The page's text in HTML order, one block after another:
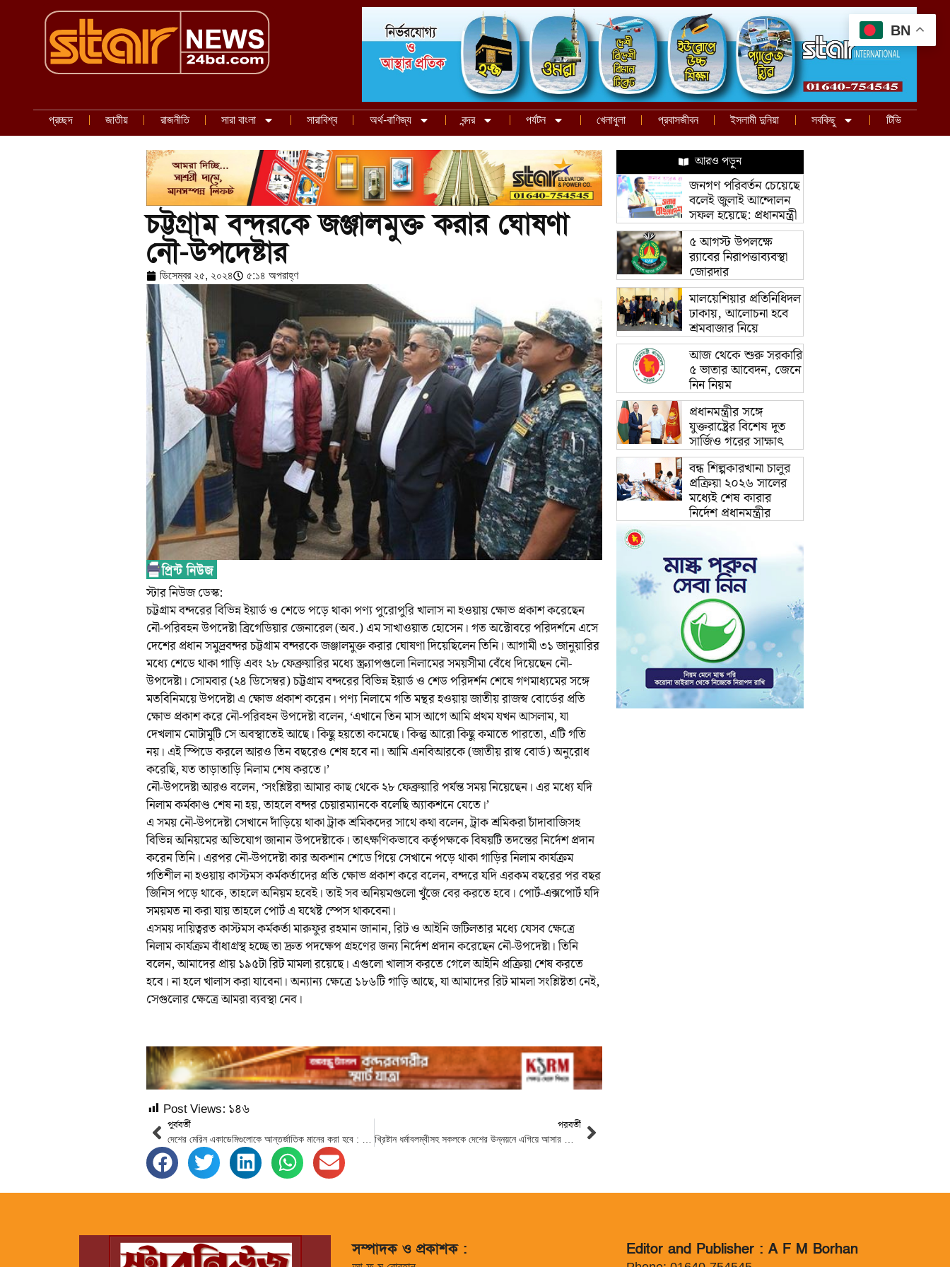
প্রচ্ছদ জাতীয় রাজনীতি সারা বাংলা সারাবিশ্ব অর্থ-বাণিজ্য বন্দর পর্যটন খেলাধুলা প্রবাসজীবন ইসলামী দুনিয়া সবকিছু টিভি
চট্টগ্রাম বন্দরকে জঞ্জালমুক্ত করার ঘোষণা
নৌ-উপদেষ্টার
ডিসেম্বর ২৫, ২০২৪ ৫:১৪ অপরাহ্ণ
স্টার নিউজ ডেস্ক:
চট্টগ্রাম বন্দরের বিভিন্ন ইয়ার্ড ও শেডে পড়ে থাকা পণ্য পুরোপুরি খালাস না হওয়ায় ক্ষোভ প্রকাশ করেছেন
নৌ-পরিবহন উপদেষ্টা ব্রিগেডিয়ার জেনারেল (অব.) এম সাখাওয়াত হোসেন। গত অক্টোবরে পরিদর্শনে এসে
দেশের প্রধান সমুদ্রবন্দর চট্টগ্রাম বন্দরকে জঞ্জালমুক্ত করার ঘোষণা দিয়েছিলেন তিনি। আগামী ৩১ জানুয়ারির
মধ্যে শেডে থাকা গাড়ি এবং ২৮ ফেব্রুয়ারির মধ্যে স্ক্র্যাপগুলো নিলামের সময়সীমা বেঁধে দিয়েছেন নৌ-
উপদেষ্টা। সোমবার (২৪ ডিসেম্বর) চট্টগ্রাম বন্দরের বিভিন্ন ইয়ার্ড ও শেড পরিদর্শন শেষে গণমাধ্যমের সঙ্গে
মতবিনিময়ে উপদেষ্টা এ ক্ষোভ প্রকাশ করেন। পণ্য নিলামে গতি মন্থর হওয়ায় জাতীয় রাজস্ব বোর্ডের প্রতি
ক্ষোভ প্রকাশ করে নৌ-পরিবহন উপদেষ্টা বলেন, ‘এখানে তিন মাস আগে আমি প্রথম যখন আসলাম, যা
দেখলাম মোটামুটি সে অবস্থাতেই আছে। কিছু হয়তো কমেছে। কিন্তু আরো কিছু কমাতে পারতো, এটি গতি
নয়। এই স্পিডে করলে আরও তিন বছরেও শেষ হবে না। আমি এনবিআরকে (জাতীয় রাস্ব বোর্ড) অনুরোধ
করেছি, যত তাড়াতাড়ি নিলাম শেষ করতে।’
নৌ-উপদেষ্টা আরও বলেন, ‘সংশ্লিষ্টরা আমার কাছ থেকে ২৮ ফেব্রুয়ারি পর্যন্ত সময় নিয়েছেন। এর মধ্যে যদি
নিলাম কর্মকাণ্ড শেষ না হয়, তাহলে বন্দর চেয়ারম্যানকে বলেছি অ্যাকশনে যেতে।’
এ সময় নৌ-উপদেষ্টা সেখানে দাঁড়িয়ে থাকা ট্রাক শ্রমিকদের সাথে কথা বলেন, ট্রাক শ্রমিকরা চাঁদাবাজিসহ
বিভিন্ন অনিয়মের অভিযোগ জানান উপদেষ্টাকে। তাৎক্ষণিকভাবে কর্তৃপক্ষকে বিষয়টি তদন্তের নির্দেশ প্রদান
করেন তিনি। এরপর নৌ-উপদেষ্টা কার অকশান শেডে গিয়ে সেখানে পড়ে থাকা গাড়ির নিলাম কার্যক্রম
গতিশীল না হওয়ায় কাস্টমস কর্মকর্তাদের প্রতি ক্ষোভ প্রকাশ করে বলেন, বন্দরে যদি এরকম বছরের পর বছর
জিনিস পড়ে থাকে, তাহলে অনিয়ম হবেই। তাই সব অনিয়মগুলো খুঁজে বের করতে হবে। পোর্ট-এক্সপোর্ট যদি
সময়মত না করা যায় তাহলে পোর্ট এ যথেষ্ট স্পেস থাকবেনা।
এসময় দায়িত্বরত কাস্টমস কর্মকর্তা মারুফুর রহমান জানান, রিট ও আইনি জটিলতার মধ্যে যেসব ক্ষেত্রে
নিলাম কার্যক্রম বাঁধাগ্রস্থ হচ্ছে তা দ্রুত পদক্ষেপ গ্রহণের জন্য নির্দেশ প্রদান করেছেন নৌ-উপদেষ্টা। তিনি
বলেন, আমাদের প্রায় ১৯৫টা রিট মামলা রয়েছে। এগুলো খালাস করতে গেলে আইনি প্রক্রিয়া শেষ করতে
হবে। না হলে খালাস করা যাবেনা। অন্যান্য ক্ষেত্রে ১৮৬টি গাড়ি আছে, যা আমাদের রিট মামলা সংশ্লিষ্টতা নেই,
সেগুলোর ক্ষেত্রে আমরা ব্যবস্থা নেব।
Post Views: ১৪৬
পূর্ববর্তী পরবর্তী
আরও পড়ুন
জনগণ পরিবর্তন চেয়েছে
বলেই জুলাই আন্দোলন
সফল হয়েছে: প্রধানমন্ত্রী
৫ আগস্ট উপলক্ষে
র‌্যাবের নিরাপত্তাব্যবস্থা
জোরদার
মালয়েশিয়ার প্রতিনিধিদল
ঢাকায়, আলোচনা হবে
শ্রমবাজার নিয়ে
আজ থেকে শুরু সরকারি
৫ ভাতার আবেদন, জেনে
নিন নিয়ম
প্রধানমন্ত্রীর সঙ্গে
যুক্তরাষ্ট্রের বিশেষ দূত
সার্জিও গরের সাক্ষাৎ
বন্ধ শিল্পকারখানা চালুর
প্রক্রিয়া ২০২৬ সালের
মধ্যেই শেষ কারার
নির্দেশ প্রধানমন্ত্রীর
সম্পাদক ও প্রকাশক : Editor and Publisher : A F M Borhan
BN